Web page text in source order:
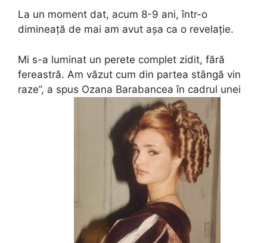
La un moment dat, acum 8-9 ani, într-o
dimineață de mai am avut așa ca o revelație.
Mi s-a luminat un perete complet zidit, fără
fereastră. Am văzut cum din partea stângă vin
raze”, a spus Ozana Barabancea în cadrul unei